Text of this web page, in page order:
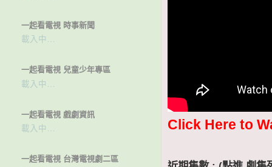
Click Here to
一起看電視 時事新聞
載入中…
一起看電視 兒童少年專區
載入中…
一起看電視 戲劇資訊
載入中…
一起看電視 台灣電視劇二區